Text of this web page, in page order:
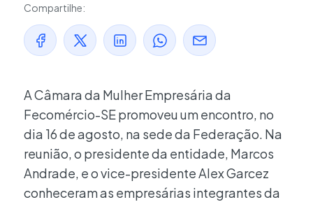
Compartilhe:
A Câmara da Mulher Empresária da
Fecomércio-SE promoveu um encontro, no
dia 16 de agosto, na sede da Federação. Na
reunião, o presidente da entidade, Marcos
Andrade, e o vice-presidente Alex Garcez
conheceram as empresárias integrantes da